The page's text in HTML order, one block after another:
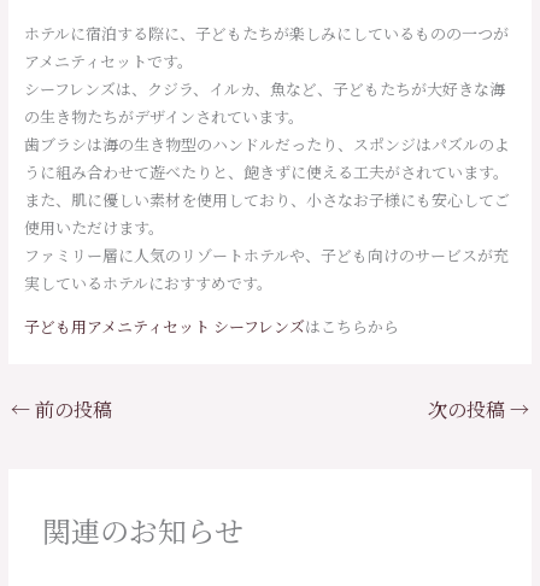
ホテルに宿泊する際に、子どもたちが楽しみにしているものの一つが
アメニティセットです。
シーフレンズは、クジラ、イルカ、魚など、子どもたちが大好きな海
の生き物たちがデザインされています。
歯ブラシは海の生き物型のハンドルだったり、スポンジはパズルのよ
うに組み合わせて遊べたりと、飽きずに使える工夫がされています。
また、肌に優しい素材を使用しており、小さなお子様にも安心してご
使用いただけます。
ファミリー層に人気のリゾートホテルや、子ども向けのサービスが充
実しているホテルにおすすめです。
子ども用アメニティセット シーフレンズはこちらから
←前の投稿 次の投稿→
関連のお知らせ